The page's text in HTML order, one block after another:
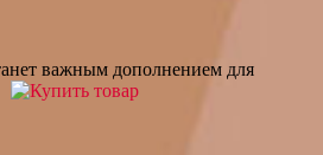
важным дополнением для